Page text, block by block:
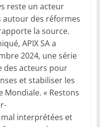
reste un acteur
autour des réformes
la source.
APIX SA a
2024, une série
des acteurs pour
et stabiliser les
Mondiale. « Restons
interprétées et